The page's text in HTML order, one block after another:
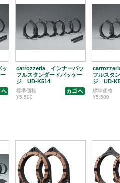
carrozzeria インナーバッ
フルスタンダードパッケー
ジ UD-K514
標準価格
¥5,500
フルスタ
ジ UD-
標準価格
¥5,500